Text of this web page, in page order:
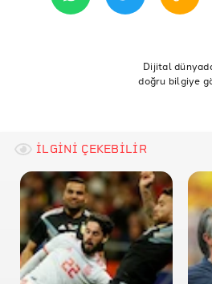
ArjantinDijital
doğru bilgiye
İLGİNİ ÇEKEBİLİR